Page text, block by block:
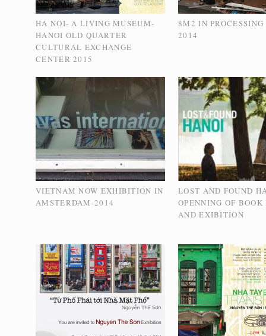
HA NOI- A LIVING MUSEUM-
HANOI OLD QUARTER
CULTURAL EXCHANGE
CENTER 2015
8M2 IN
2014
VIETNAM NOW EXHIBITION IN
AMSTERDAM-2014
LOST AND FOUND
OPENNING OF
AND EXIBITION